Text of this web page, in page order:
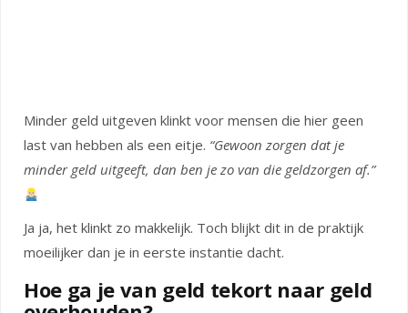
Minder geld uitgeven klinkt voor mensen die hier geen
last van hebben als een eitje. “Gewoon zorgen dat je
minder geld uitgeeft, dan ben je zo van die geldzorgen af.”
Ja ja, het klinkt zo makkelijk. Toch blijkt dit in de praktijk
moeilijker dan je in eerste instantie dacht.
Hoe ga je van geld tekort naar geld